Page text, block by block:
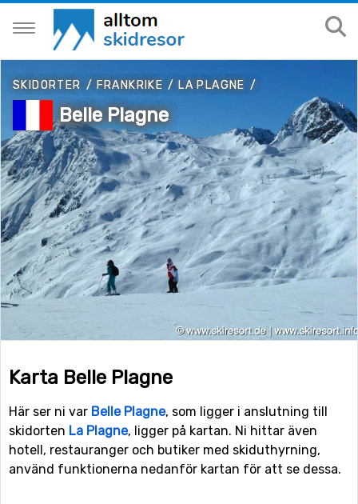
SKIDORTER /FRANKRIKE / LA PLAGNE /
Belle Plagne
Karta Belle Plagne
Här ser ni var Belle Plagne, som ligger i anslutning till
skidorten La Plagne, ligger på kartan. Ni hittar även
hotell, restauranger och butiker med skiduthyrning,
använd funktionerna nedanför kartan för att se dessa.